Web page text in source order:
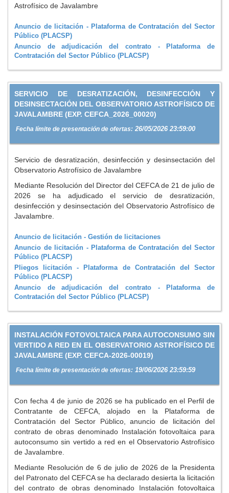
Astrofísico de Javalambre
Anuncio de licitación - Plataforma de Contratación del Sector
Público (PLACSP)
Anuncio de adjudicación del contrato - Plataforma de
Contratación del Sector Público (PLACSP)
SERVICIO DE DESRATIZACIÓN, DESINFECCIÓN Y
DESINSECTACIÓN DEL OBSERVATORIO ASTROFÍSICO DE
JAVALAMBRE (EXP. CEFCA_2026_00020)
Fecha límite de presentación de ofertas: 26/05/2026 23:59:00
Servicio de desratización, desinfección y desinsectación del
Observatorio Astrofísico de Javalambre
Mediante Resolución del Director del CEFCA de 21 de julio de
2026 se ha adjudicado el servicio de desratización,
desinfección y desinsectación del Observatorio Astrofísico de
Javalambre.
Anuncio de licitación - Gestión de licitaciones
Anuncio de licitación - Plataforma de Contratación del Sector
Público (PLACSP)
Pliegos licitación - Plataforma de Contratación del Sector
Público (PLACSP)
Anuncio de adjudicación del contrato - Plataforma de
Contratación del Sector Público (PLACSP)
INSTALACIÓN FOTOVOLTAICA PARA AUTOCONSUMO SIN
VERTIDO A RED EN EL OBSERVATORIO ASTROFÍSICO DE
JAVALAMBRE (EXP. CEFCA-2026-00019)
Fecha límite de presentación de ofertas: 19/06/2026 23:59:59
Con fecha 4 de junio de 2026 se ha publicado en el Perfil de
Contratante de CEFCA, alojado en la Plataforma de
Contratación del Sector Público, anuncio de licitación del
contrato de obras denominado Instalación fotovoltaica para
autoconsumo sin vertido a red en el Observatorio Astrofísico
de Javalambre.
Mediante Resolución de 6 de julio de 2026 de la Presidenta
del Patronato del CEFCA se ha declarado desierta la licitación
del contrato de obras denominado Instalación fotovoltaica